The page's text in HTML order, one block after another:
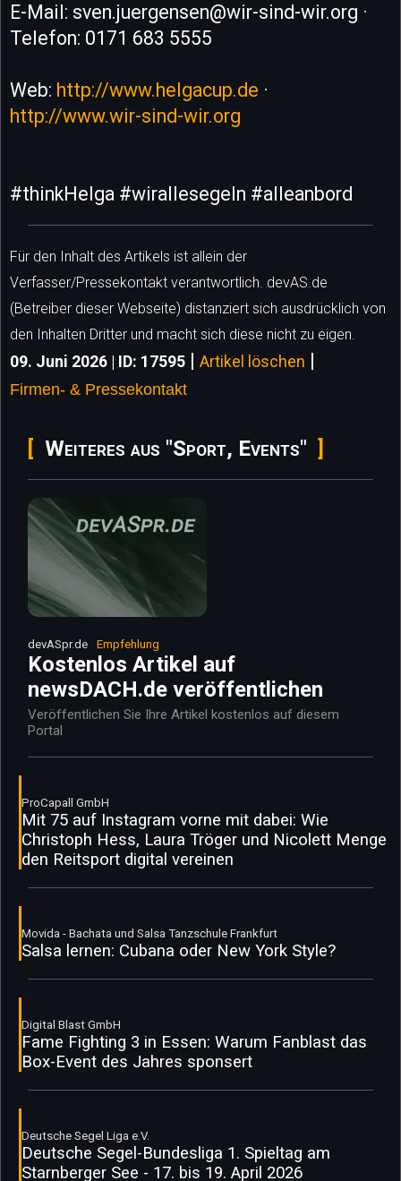
E-Mail: sven.juergensen@wir-sind-wir.org ·
Telefon: 0171 683 5555
Web: http://www.helgacup.de ·
http://www.wir-sind-wir.org
#thinkHelga #wirallesegeln #alleanbord
Für den Inhalt des Artikels ist allein der
Verfasser/Pressekontakt verantwortlich. devAS.de
(Betreiber dieser Webseite) distanziert sich ausdrücklich von
den Inhalten Dritter und macht sich diese nicht zu eigen.
09. Juni 2026 | ID: 17595 | Artikel löschen |
Firmen- & Pressekontakt
Weiteres aus "Sport, Events"
devASpr.de Empfehlung
Kostenlos Artikel auf
newsDACH.de veröffentlichen
Veröffentlichen Sie Ihre Artikel kostenlos auf diesem
Portal
ProCapall GmbH
Mit 75 auf Instagram vorne mit dabei: Wie
Christoph Hess, Laura Tröger und Nicolett Menge
den Reitsport digital vereinen
Movida - Bachata und Salsa Tanzschule Frankfurt
Salsa lernen: Cubana oder New York Style?
Digital Blast GmbH
Fame Fighting 3 in Essen: Warum Fanblast das
Box-Event des Jahres sponsert
Deutsche Segel Liga e.V.
Deutsche Segel-Bundesliga 1. Spieltag am
Starnberger See - 17. bis 19. April 2026